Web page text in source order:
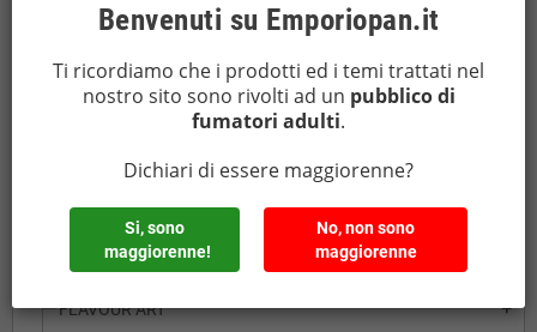
EASYVAPE
ELFLIQ BY ELFBAR
EXTRACTION MANIA
EXTRACTION MANIA LINEA PLAYMANIA
FLAVOURAGE
FLAVOUR ART
add
Benvenuti su Emporiopan.it
Ti ricordiamo che i prodotti ed i temi trattati nel
nostro sito sono rivolti ad un pubblico di
fumatori adulti.
Dichiari di essere maggiorenne?
Si, sono
maggiorenne!
No, non sono
maggiorenne